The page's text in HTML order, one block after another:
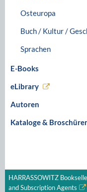
Osteuropa
Buch / Kultur /
Sprachen
E-Books
eLibrary
Autoren
Kataloge &
HARRASSOWITZ
and Subscription Agents